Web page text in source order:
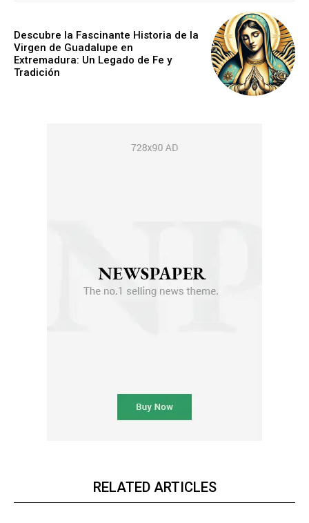
Descubre la Fascinante Historia de la
Virgen de Guadalupe en
Extremadura: Un Legado de Fe y
Tradición
RELATED ARTICLES